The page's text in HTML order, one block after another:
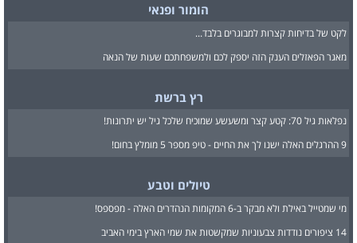
הומור ופנאי
לקט של בדיחות קצרות למבוגרים בלבד...
מאגר הפאזלים הענק הזה יספק לכם ולמשפחתכם שעות של הנאה
רץ ברשת
נפלאות גיל 70: קטע קצר ומשעשע שמוכיח שלכל גיל יש יתרונות!
9 ההרגלים האלה ישנו לך את החיים - טיפ מספר 5 מומלץ בחום!
טיולים וטבע
מי שמטייל באילת ולא מבקר ב-6 המקומות הנהדרים האלה - מפספס!
14 ציפורים נודדות צבעוניות שמקשטות את שמי הארץ בימי האביב